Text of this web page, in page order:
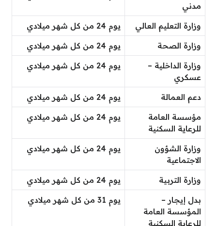
مدني
وزارة التعليم العالي يوم 24 من كل شهر ميلادي
وزارة الصحة يوم 24 من كل شهر ميلادي
وزارة الداخلية –
عسكري
يوم 24 من كل شهر ميلادي
دعم العمالة يوم 24 من كل شهر ميلادي
مؤسسة العامة
للرعاية السكنية
يوم 24 من كل شهر ميلادي
وزارة الشؤون
الاجتماعية
يوم 24 من كل شهر ميلادي
وزارة التربية يوم 24 من كل شهر ميلادي
بدل إيجار –
المؤسسة العامة
للرعاية السكنية
يوم 31 من كل شهر ميلادي